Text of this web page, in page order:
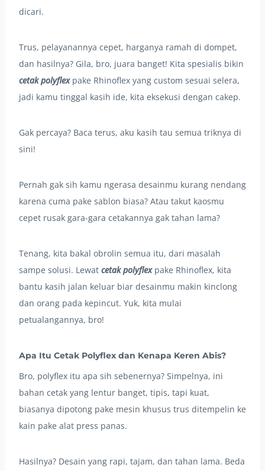
dicari.
Trus, pelayanannya cepet, harganya ramah di dompet,
dan hasilnya? Gila, bro, juara banget! Kita spesialis bikin
cetak polyflexpake Rhinoflex yang custom sesuai selera,
jadi kamu tinggal kasih ide, kita eksekusi dengan cakep.
Gak percaya? Baca terus, aku kasih tau semua triknya di
sini!
Pernah gak sih kamu ngerasa desainmu kurang nendang
karena cuma pake sablon biasa? Atau takut kaosmu
cepet rusak gara-gara cetakannya gak tahan lama?
Tenang, kita bakal obrolin semua itu, dari masalah
sampe solusi. Lewat cetak polyflexpake Rhinoflex, kita
bantu kasih jalan keluar biar desainmu makin kinclong
dan orang pada kepincut. Yuk, kita mulai
petualangannya, bro!
Apa Itu Cetak Polyflex dan Kenapa Keren Abis?
Bro, polyflex itu apa sih sebenernya? Simpelnya, ini
bahan cetak yang lentur banget, tipis, tapi kuat,
biasanya dipotong pake mesin khusus trus ditempelin ke
kain pake alat press panas.
Hasilnya? Desain yang rapi, tajam, dan tahan lama. Beda